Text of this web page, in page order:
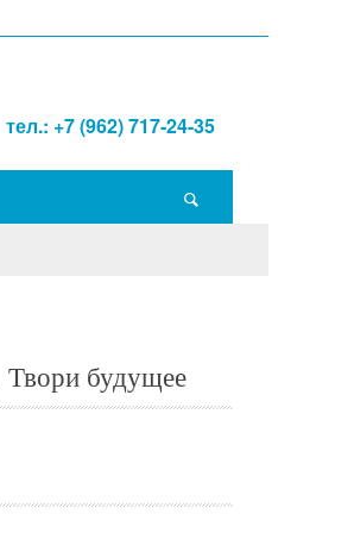
тел.: +7 (962) 717-24-35
Твори будущее